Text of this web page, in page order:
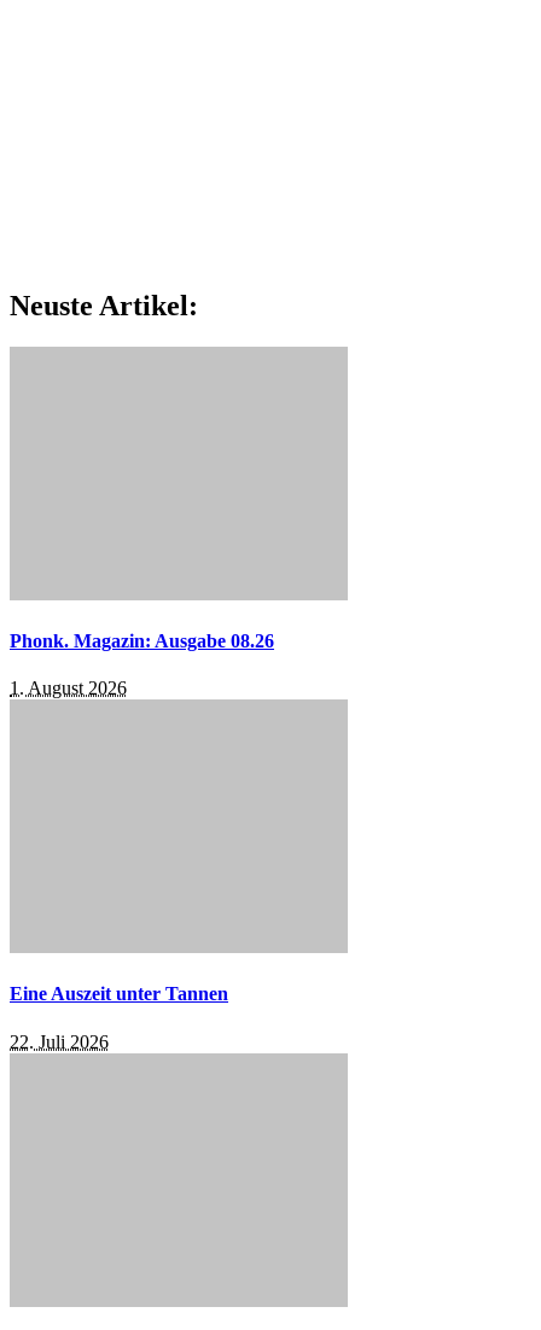
Neuste Artikel:
Phonk. Magazin: Ausgabe 08.26
1. August 2026
Eine Auszeit unter Tannen
22. Juli 2026